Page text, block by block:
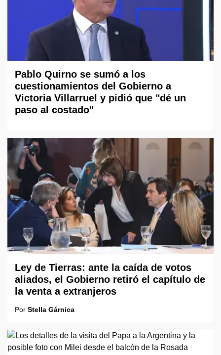
Pablo Quirno se sumó a los
cuestionamientos del Gobierno a
Victoria Villarruel y pidió que "dé un
paso al costado"
Ley de Tierras: ante la caída de votos
aliados, el Gobierno retiró el capítulo de
la venta a extranjeros
Por Stella Gárnica